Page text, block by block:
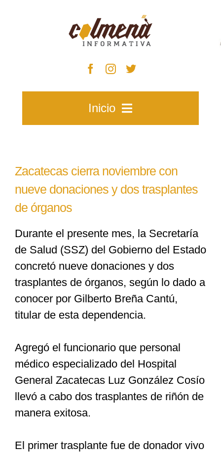
Inicio
Zacatecas
Especiales
Nacional
Opinión
Cultura
Nosotros
Zacatecas cierra noviembre con
nueve donaciones y dos trasplantes
de órganos
Durante el presente mes, la Secretaría
de Salud (SSZ) del Gobierno del Estado
concretó nueve donaciones y dos
trasplantes de órganos, según lo dado a
conocer por Gilberto Breña Cantú,
titular de esta dependencia.
Agregó el funcionario que personal
médico especializado del Hospital
General Zacatecas Luz González Cosío
llevó a cabo dos trasplantes de riñón de
manera exitosa.
El primer trasplante fue de donador vivo